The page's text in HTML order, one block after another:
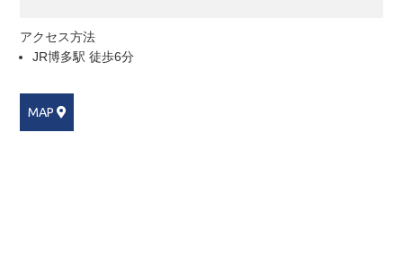
アクセス方法
JR博多駅 徒歩6分
MAP